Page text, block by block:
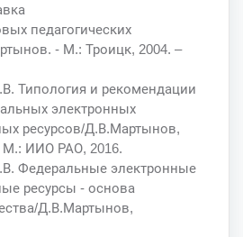
педагогических
- М.: Троицк, 2004. –
Типология и рекомендации
электронных
ресурсов/Д.В.Мартынов,
ИИО РАО, 2016.
Федеральные электронные
ресурсы - основа
Д.В.Мартынов,